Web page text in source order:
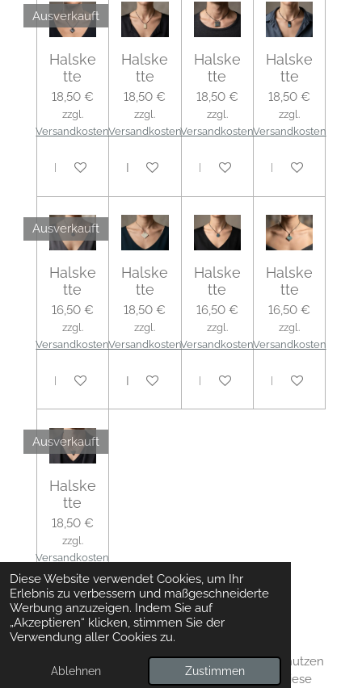
Diese Website verwendet Cookies, um Ihr
Erlebnis zu verbessern und maßgeschneiderte
Werbung anzuzeigen. Indem Sie auf
„Akzeptieren“ klicken, stimmen Sie der
Verwendung aller Cookies zu.
Ablehnen Zustimmen
Ausverkauft
Halske
tte
18,50 €
zzgl.
Versandkosten
Bei Verfügbarkeit benachrichtigen
Halske
tte
18,50 €
zzgl.
Versandkosten
In den Warenkorb
Halske
tte
18,50 €
zzgl.
Versandkosten
In den Warenkorb
Halske
tte
18,50 €
zzgl.
Versandkosten
In den
Ausverkauft
Halske
tte
16,50 €
zzgl.
Versandkosten
Bei Verfügbarkeit benachrichtigen
Halske
tte
18,50 €
zzgl.
Versandkosten
In den Warenkorb
Halske
tte
16,50 €
zzgl.
Versandkosten
In den Warenkorb
Halske
tte
16,50 €
zzgl.
Versandkosten
In den
Ausverkauft
Halske
tte
18,50 €
zzgl.
Versandkosten
Bei Verfügbarkeit benachrichtigen
*Hinweis zu unseren Abbildungen:
Wirkung unserer Schmuckstücke zu zeigen, nutzen
wir teilweise KI-generierte Model-Fotos. Da diese